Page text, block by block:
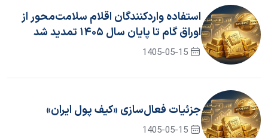
استفاده واردکنندگان اقلام سلامت‌محور از
اوراق گام تا پایان سال ۱۴۰۵ تمدید شد
1405-05-15
جزئیات فعال‌سازی «کیف پول ایران»
1405-05-15